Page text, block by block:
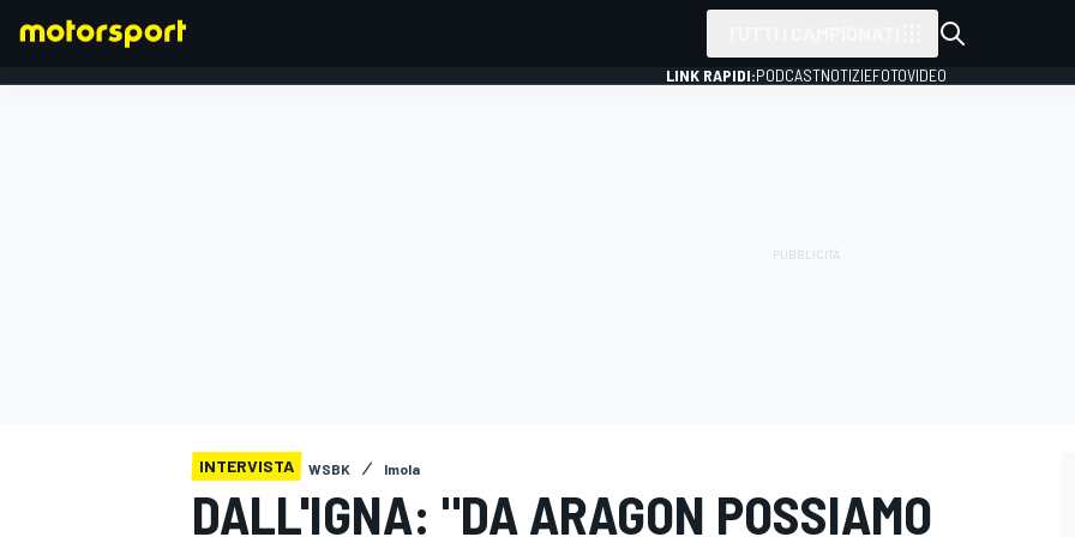
LINK RAPIDI:PODCASTNOTIZIEFOTOVIDEO
INTERVISTA WSBK Imola
DALL'IGNA: "DA ARAGON POSSIAMO